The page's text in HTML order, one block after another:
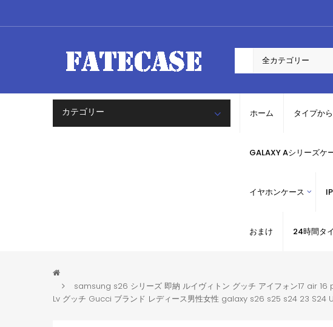
カテゴリー ホーム タイプか
GALAXY Aシリーズケ
イヤホンケース
おまけ 24時間タ
samsung s26 シリーズ 即納 ルイヴィトン グッチ アイフォン17 air
Lv グッチ Gucci ブランド レディース男性女性 galaxy s26 s25 s24 23 S24